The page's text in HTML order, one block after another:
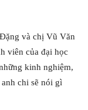
và chị Vũ Văn
viên của đại học
kinh nghiệm,
chi sẽ nói gì